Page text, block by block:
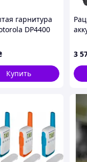
гарнитура
DP4400
Купить
3